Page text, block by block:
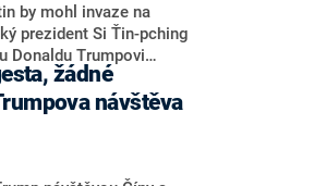
by mohl invaze na
prezident Si Ťin-pching
Donaldu Trumpovi
v Pekingu. S
své zdroje deník
TASS, ale i
Čína toto tvrzení
návštěva